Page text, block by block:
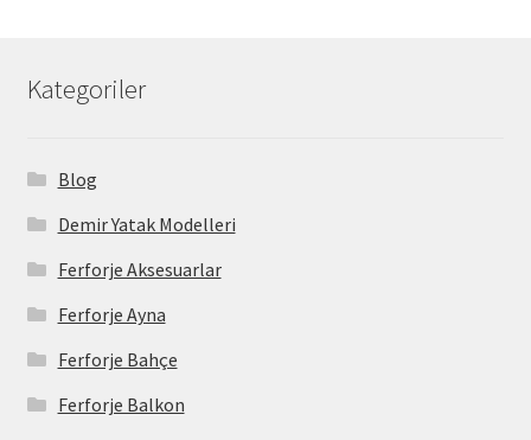
Kategoriler
Blog
Demir Yatak Modelleri
Ferforje Aksesuarlar
Ferforje Ayna
Ferforje Bahçe
Ferforje Balkon